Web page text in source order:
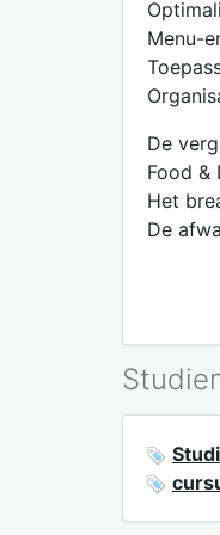
Menu-
De
Food &
Het
De